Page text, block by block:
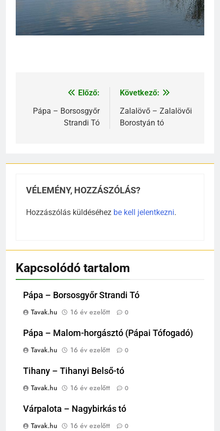
Bejegyzés
navigáció
Előző:
Pápa – Borsosgyőr
Strandi Tó
Következő:
Zalalövő – Zalalövői
Borostyán tó
VÉLEMÉNY, HOZZÁSZÓLÁS?
Hozzászólás küldéséhez be kell jelentkezni.
Kapcsolódó tartalom
Pápa – Borsosgyőr Strandi Tó
Tavak.hu
16 év ezelőtt 0
Pápa – Malom-horgásztó (Pápai Tófogadó)
Tavak.hu
16 év ezelőtt 0
Tihany – Tihanyi Belső-tó
Tavak.hu
16 év ezelőtt 0
Várpalota – Nagybirkás tó
Tavak.hu
16 év ezelőtt 0